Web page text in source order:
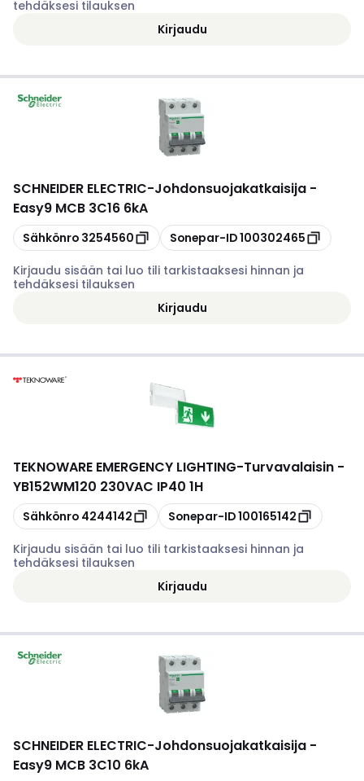
tehdäksesi tilauksen
Kirjaudu
SCHNEIDER ELECTRIC-Johdonsuojakatkaisija -
Easy9 MCB 3C16 6kA
Kopioi
Sähkönro 3254560 Kopioi
Sonepar-ID100302465
Kirjaudu sisään tai luo tili tarkistaaksesi hinnan ja
tehdäksesi tilauksen
Kirjaudu
TEKNOWARE EMERGENCY LIGHTING-Turvavalaisin -
YB152WM120 230VAC IP40 1H
Kopioi
Sähkönro 4244142 Kopioi
Sonepar-ID100165142
Kirjaudu sisään tai luo tili tarkistaaksesi hinnan ja
tehdäksesi tilauksen
Kirjaudu
SCHNEIDER ELECTRIC-Johdonsuojakatkaisija -
Easy9 MCB 3C10 6kA